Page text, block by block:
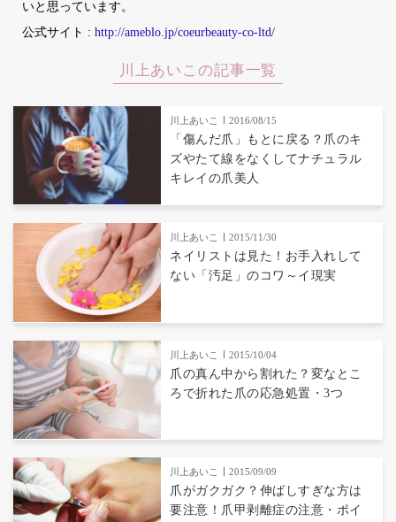
いと思っています。
公式サイト : http://ameblo.jp/coeurbeauty-co-ltd/
川上あいこの記事一覧
川上あいこ 2016/08/15
「傷んだ爪」もとに戻る？爪のキ
ズやたて線をなくしてナチュラル
キレイの爪美人
川上あいこ 2015/11/30
ネイリストは見た！お手入れして
ない「汚足」のコワ～イ現実
川上あいこ 2015/10/04
爪の真ん中から割れた？変なとこ
ろで折れた爪の応急処置・3つ
川上あいこ 2015/09/09
爪がガクガク？伸ばしすぎな方は
要注意！爪甲剥離症の注意・ポイ